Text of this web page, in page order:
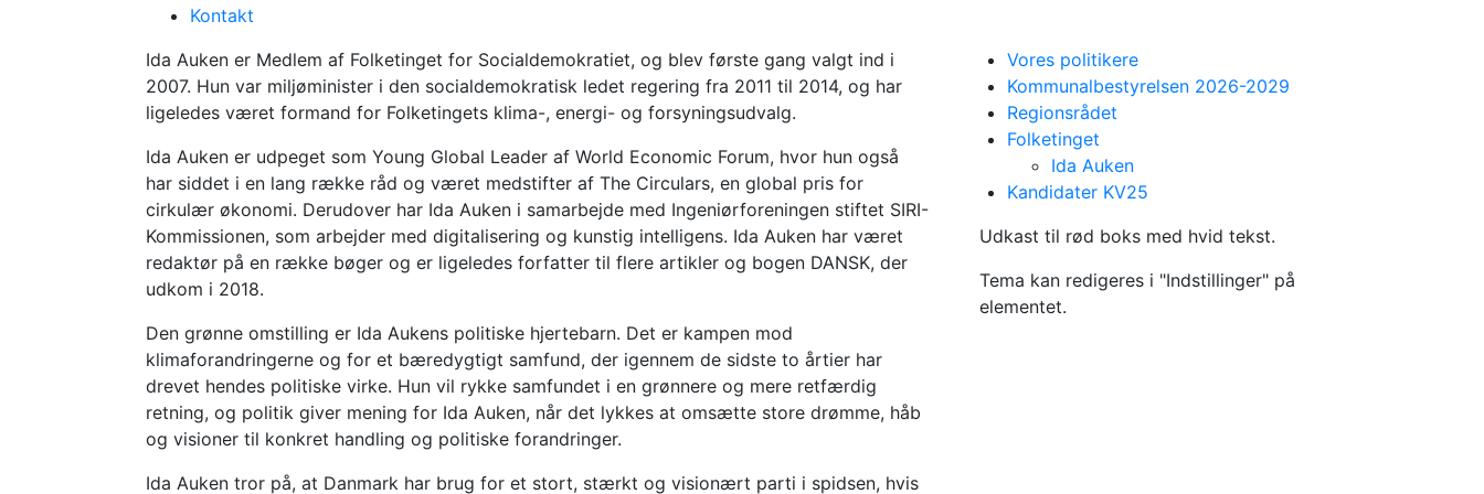
Kontakt
Medlem af folketinget
Ida Auken
Ida Auken er Medlem af Folketinget for Socialdemokratiet, og blev første gang valgt ind i
2007. Hun var miljøminister i den socialdemokratisk ledet regering fra 2011 til 2014, og har
ligeledes været formand for Folketingets klima-, energi- og forsyningsudvalg.
Ida Auken er udpeget som Young Global Leader af World Economic Forum, hvor hun også
har siddet i en lang række råd og været medstifter af The Circulars, en global pris for
cirkulær økonomi. Derudover har Ida Auken i samarbejde med Ingeniørforeningen stiftet SIRI-
Kommissionen, som arbejder med digitalisering og kunstig intelligens. Ida Auken har været
redaktør på en række bøger og er ligeledes forfatter til flere artikler og bogen DANSK, der
udkom i 2018.
Den grønne omstilling er Ida Aukens politiske hjertebarn. Det er kampen mod
klimaforandringerne og for et bæredygtigt samfund, der igennem de sidste to årtier har
drevet hendes politiske virke. Hun vil rykke samfundet i en grønnere og mere retfærdig
retning, og politik giver mening for Ida Auken, når det lykkes at omsætte store drømme, håb
og visioner til konkret handling og politiske forandringer.
Ida Auken tror på, at Danmark har brug for et stort, stærkt og visionært parti i spidsen, hvis
Vores politikere
Kommunalbestyrelsen 2026-2029
Regionsrådet
Folketinget
Ida Auken
Kandidater KV25
Udkast til rød boks med hvid tekst.
Tema kan redigeres i "Indstillinger" på
elementet.